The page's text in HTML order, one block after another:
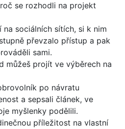
se rozhodli na projekt
sociálních sítích, si k nim
převzalo přístup a pak
sami.
můžeš projít ve výběrech na
po návratu
a sepsali článek, ve
myšlenky podělili.
příležitost na vlastní